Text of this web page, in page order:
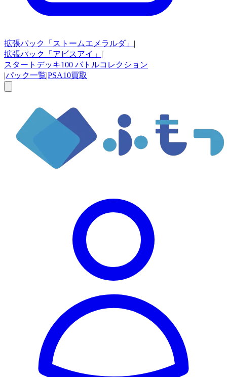
拡張パック 「ストームエメラルダ」 |
拡張パック
「アビスアイ」 |
スタートデッキ100 バトルコレクション
|パック一覧|PSA10買取